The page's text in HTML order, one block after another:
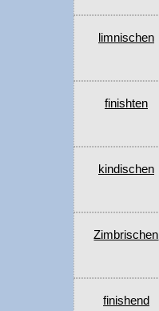
limnischen
finishten
kindischen
Zimbrischen
finishend